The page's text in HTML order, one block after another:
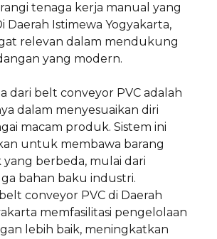
tenaga kerja manual yang
Daerah Istimewa Yogyakarta,
relevan dalam mendukung
yang modern.
dari belt conveyor PVC adalah
dalam menyesuaikan diri
macam produk. Sistem ini
untuk membawa barang
berbeda, mulai dari
bahan baku industri.
conveyor PVC di Daerah
memfasilitasi pengelolaan
lebih baik, meningkatkan